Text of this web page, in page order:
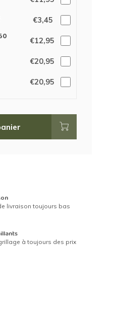
€3,45
€12,95
€20,95
€20,95
livraison toujours bas
à toujours des prix